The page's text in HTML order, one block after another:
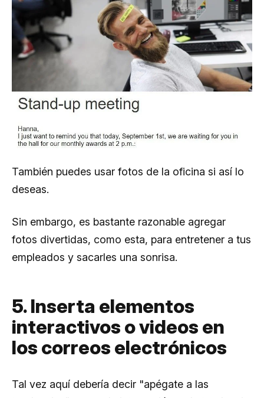
También puedes usar fotos de la oficina si así lo
deseas.
Sin embargo, es bastante razonable agregar
fotos divertidas, como esta, para entretener a tus
empleados y sacarles una sonrisa.
5. Inserta elementos
interactivos o videos en
los correos electrónicos
Tal vez aquí debería decir "apégate a las